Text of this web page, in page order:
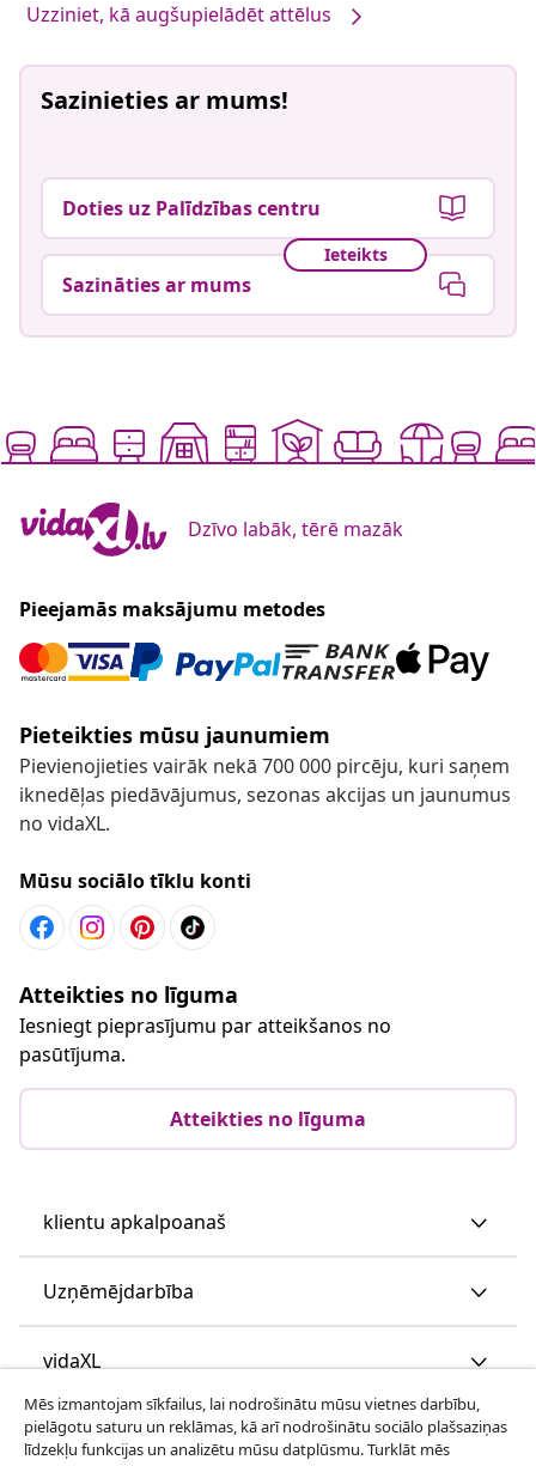
Uzziniet, kā augšupielādēt attēlus
Sazinieties ar mums!
Doties uz Palīdzības centru
Ieteikts
Sazināties ar mums
Dzīvo labāk, tērē mazāk
Pieejamās maksājumu metodes
Pieteikties mūsu jaunumiem
Pievienojieties vairāk nekā 700 000 pircēju, kuri saņem
iknedēļas piedāvājumus, sezonas akcijas un jaunumus
no vidaXL.
Mūsu sociālo tīklu konti
Atteikties no līguma
Iesniegt pieprasījumu par atteikšanos no
pasūtījuma.
Atteikties no līguma
klientu apkalpoanaš
Uzņēmējdarbība
vidaXL
Apskatiet vairāk
Mēs izmantojam sīkfailus, lai nodrošinātu mūsu vietnes darbību,
pielāgotu saturu un reklāmas, kā arī nodrošinātu sociālo plašsaziņas
līdzekļu funkcijas un analizētu mūsu datplūsmu. Turklāt mēs